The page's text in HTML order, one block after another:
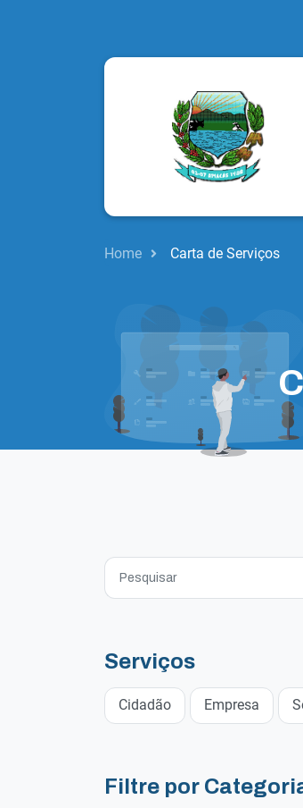
Home Carta de Serviços
Serviços
Cidadão Empresa
Filtre por